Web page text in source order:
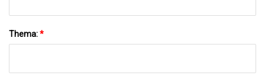
Thema:*